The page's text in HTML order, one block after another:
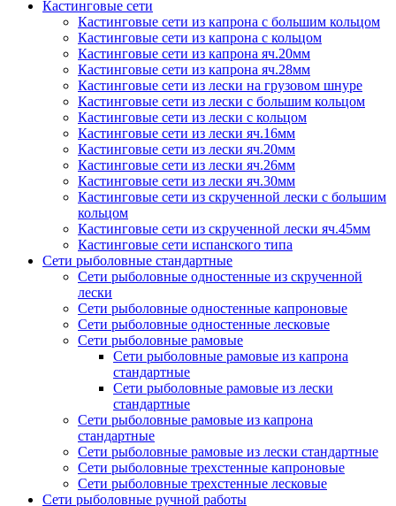
Кастинговые сети
Кастинговые сети из капрона с большим кольцом
Кастинговые сети из капрона с кольцом
Кастинговые сети из капрона яч.20мм
Кастинговые сети из капрона яч.28мм
Кастинговые сети из лески на грузовом шнуре
Кастинговые сети из лески с большим кольцом
Кастинговые сети из лески с кольцом
Кастинговые сети из лески яч.16мм
Кастинговые сети из лески яч.20мм
Кастинговые сети из лески яч.26мм
Кастинговые сети из лески яч.30мм
Кастинговые сети из скрученной лески с большим
кольцом
Кастинговые сети из скрученной лески яч.45мм
Кастинговые сети испанского типа
Сети рыболовные стандартные
Сети рыболовные одностенные из скрученной
лески
Сети рыболовные одностенные капроновые
Сети рыболовные одностенные лесковые
Сети рыболовные рамовые
Сети рыболовные рамовые из капрона
стандартные
Сети рыболовные рамовые из лески
стандартные
Сети рыболовные рамовые из капрона
стандартные
Сети рыболовные рамовые из лески стандартные
Сети рыболовные трехстенные капроновые
Сети рыболовные трехстенные лесковые
Сети рыболовные ручной работы